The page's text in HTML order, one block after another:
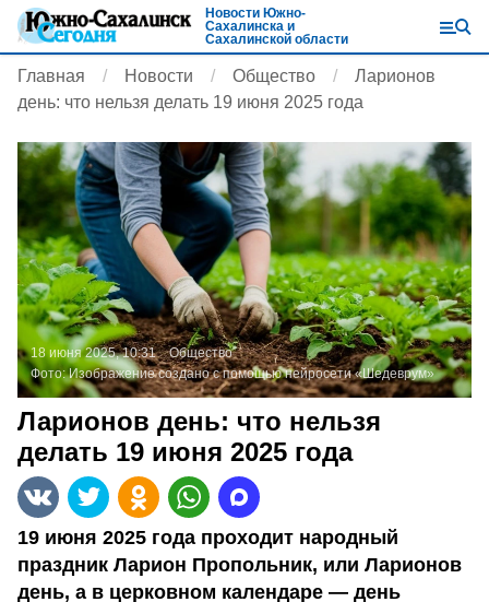
Новости Южно-
Сахалинска и
Сахалинской области
Главная Новости Общество
Ларионов
день: что нельзя делать 19 июня 2025 года
18 июня 2025, 10:31
Общество
Фото:Изображение создано с помощью нейросети «Шедеврум»
Ларионов день: что нельзя
делать 19 июня 2025 года
19 июня 2025 года проходит народный
праздник Ларион Пропольник, или Ларионов
день, а в церковном календаре — день